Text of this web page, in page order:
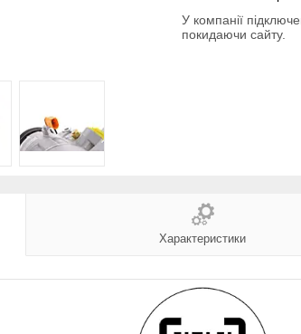
У компанії
покидаючи сайту.
Характеристики